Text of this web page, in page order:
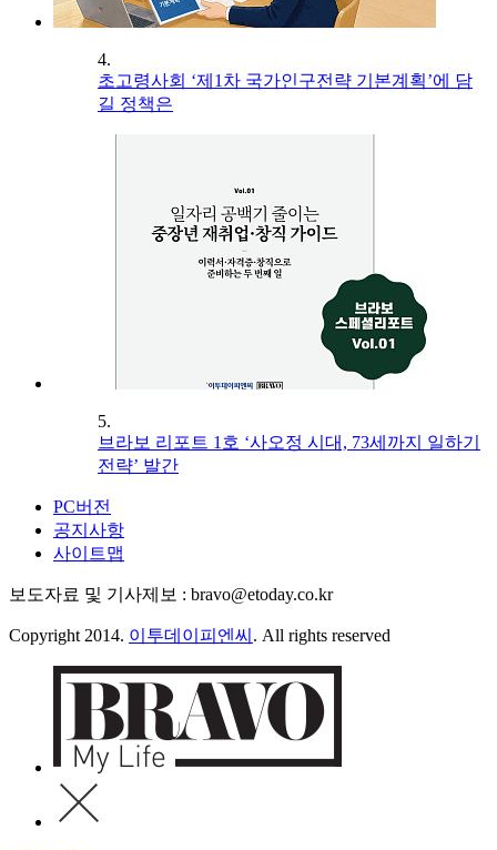
4.
초고령사회 ‘제1차 국가인구전략 기본계획’에 담
길 정책은
5.
브라보 리포트 1호 ‘사오정 시대, 73세까지 일하기
전략’ 발간
PC버전
공지사항
사이트맵
보도자료 및 기사제보 : bravo@etoday.co.kr
Copyright 2014. 이투데이피엔씨 . All rights reserved